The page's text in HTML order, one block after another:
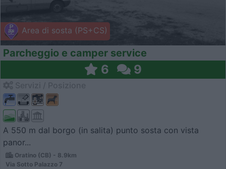
Area di sosta (PS+CS)
Parcheggio e camper service
6 9
A 550 m dal borgo (in salita) punto sosta con vista
panor...
Oratino (CB) - 8.9km
Via Sotto Palazzo 7